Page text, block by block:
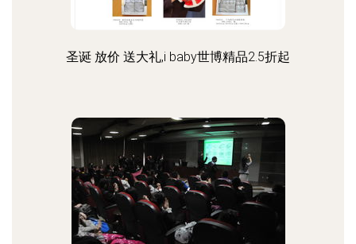
圣诞 放价 送大礼,i baby世博精品2.5折起